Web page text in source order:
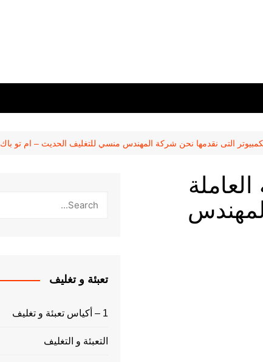
التى نقدمها نحن شركة المهندس منسي للتغليف الحديث – ام تو باك
تعبئة و تغليف
1 – أكياس تعبئة و تغليف
التعبئة و التغليف